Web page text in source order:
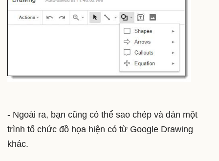
- Ngoài ra, bạn cũng có thể sao chép và dán một
trình tổ chức đồ họa hiện có từ Google Drawing
khác.